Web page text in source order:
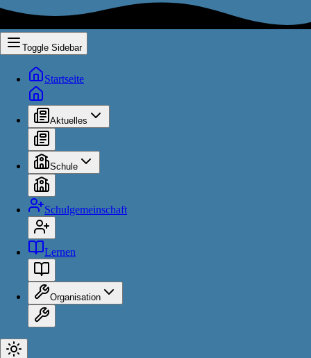
Toggle Sidebar
Startseite
Aktuelles
Schule
Schulgemeinschaft
Lernen
Organisation